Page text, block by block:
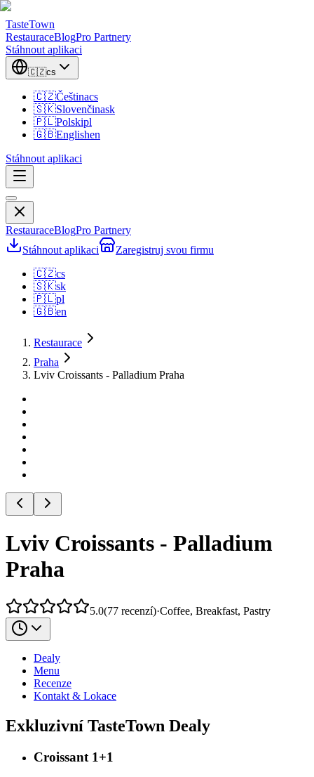
TasteTown
RestauraceBlogPro Partnery
Stáhnout aplikaci
🇨🇿cs
🇨🇿Češtinacs
🇸🇰Slovenčinask
🇵🇱Polskipl
🇬🇧Englishen
Stáhnout aplikaci
RestauraceBlogPro Partnery
Stáhnout aplikaci
Zaregistruj svou firmu
🇨🇿cs
🇸🇰sk
🇵🇱pl
🇬🇧en
Restaurace
Praha
Lviv Croissants - Palladium Praha
Lviv Croissants - Palladium
Praha
5.0(77 recenzí)·Coffee, Breakfast, Pastry
Dealy
Menu
Recenze
Kontakt & Lokace
Exkluzivní TasteTown Dealy
Croissant 1+1